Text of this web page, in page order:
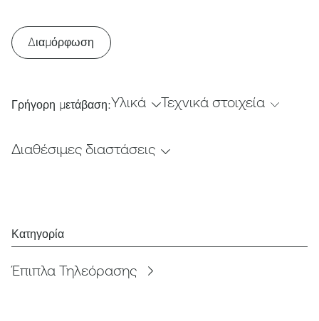
Διαμόρφωση
Γρήγορη μετάβαση:Υλικά Τεχνικά στοιχεία
Διαθέσιμες διαστάσεις
Κατηγορία
Έπιπλα Τηλεόρασης